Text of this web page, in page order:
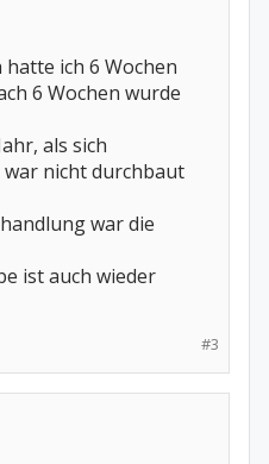
ich 6 Wochen
6 Wochen wurde
als sich
war nicht durchbaut
war die
ist auch wieder
#3